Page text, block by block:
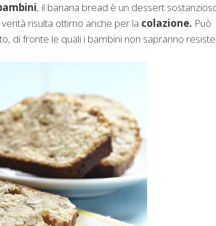
, il banana bread è un dessert
risulta ottimo anche per la colazione. Può
di fronte le quali i bambini non sapranno